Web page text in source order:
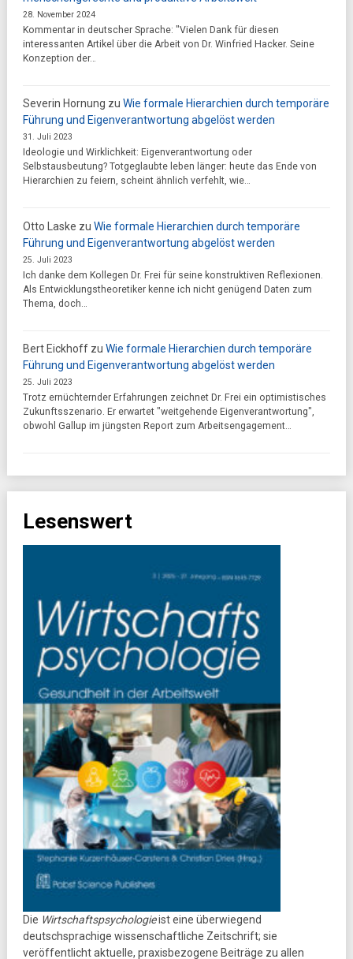
28. November 2024
Kommentar in deutscher Sprache: "Vielen Dank für diesen
interessanten Artikel über die Arbeit von Dr. Winfried Hacker. Seine
Konzeption der…
Severin Hornung zu Wie formale Hierarchien durch temporäre
Führung und Eigenverantwortung abgelöst werden
31. Juli 2023
Ideologie und Wirklichkeit: Eigenverantwortung oder
Selbstausbeutung? Totgeglaubte leben länger: heute das Ende von
Hierarchien zu feiern, scheint ähnlich verfehlt, wie…
Otto Laske zu Wie formale Hierarchien durch temporäre
Führung und Eigenverantwortung abgelöst werden
25. Juli 2023
Ich danke dem Kollegen Dr. Frei für seine konstruktiven Reflexionen.
Als Entwicklungstheoretiker kenne ich nicht genügend Daten zum
Thema, doch…
Bert Eickhoffzu Wie formale Hierarchien durch temporäre
Führung und Eigenverantwortung abgelöst werden
25. Juli 2023
Trotz ernüchternder Erfahrungen zeichnet Dr. Frei ein optimistisches
Zukunftsszenario. Er erwartet "weitgehende Eigenverantwortung",
obwohl Gallup im jüngsten Report zum Arbeitsengagement…
Lesenswert
Die Wirtschaftspsychologieist eine überwiegend
deutschsprachige wissenschaftliche Zeitschrift; sie
veröffentlicht aktuelle, praxisbezogene Beiträge zu allen